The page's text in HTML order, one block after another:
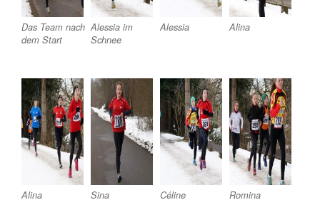
Das Team nach
dem Start
Alessia im
Schnee
Alessia Alina
Alina Sina Céline Romina